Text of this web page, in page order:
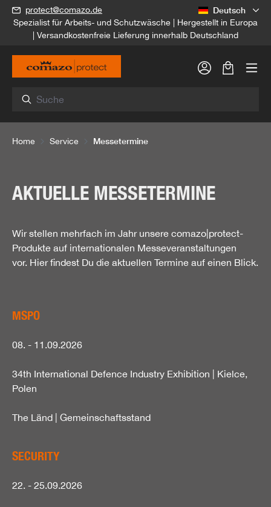
springen
protect@comazo.de
Spezialist für Arbeits- und Schutzwäsche | Hergestellt in Europa
| Versandkostenfreie Lieferung innerhalb Deutschland
Deutsch
Home Service Messetermine
AKTUELLE MESSETERMINE
Wir stellen mehrfach im Jahr unsere comazo|protect-
Produkte auf internationalen Messeveranstaltungen
vor. Hier findest Du die aktuellen Termine auf einen Blick.
MSPO
08. - 11.09.2026
34th International Defence Industry Exhibition | Kielce,
Polen
The Länd | Gemeinschaftsstand
SECURITY
22. - 25.09.2026